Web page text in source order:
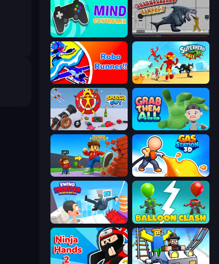
Mind Controller Sharkosaurus Rampage
Robo Runner Superhero Race!
Smash Guy: Ragdoll Punch Hero Grab Them All
Obby: +1 Click Wall Breaker Gas Station 3D
Swing Monster: Decisive Battle Balloon Clash